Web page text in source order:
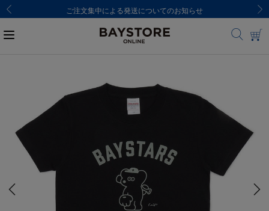
ご注文集中による発送についてのお知らせ